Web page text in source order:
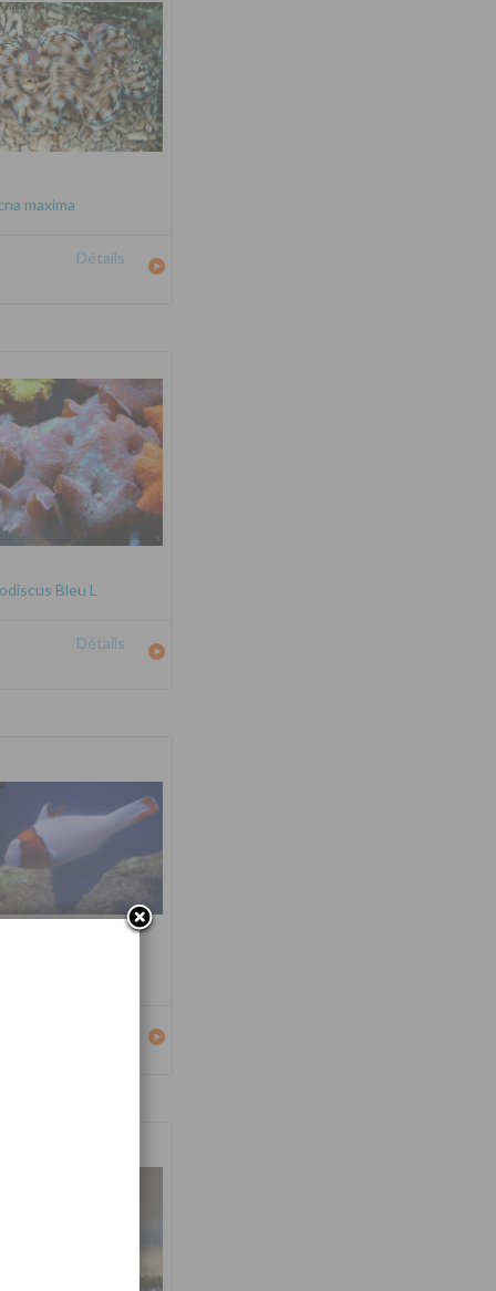
maxima
Détails
Bleu L
Détails